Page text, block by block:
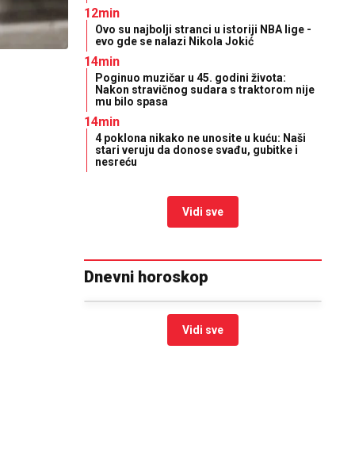
12min
Ovo su najbolji stranci u istoriji NBA lige -
evo gde se nalazi Nikola Jokić
14min
Poginuo muzičar u 45. godini života:
Nakon stravičnog sudara s traktorom nije
mu bilo spasa
14min
4 poklona nikako ne unosite u kuću: Naši
stari veruju da donose svađu, gubitke i
nesreću
Vidi sve
Dnevni horoskop
Vidi sve